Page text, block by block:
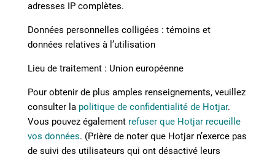
adresses IP complètes.
Données personnelles colligées : témoins et
données relatives à l’utilisation
Lieu de traitement : Union européenne
Pour obtenir de plus amples renseignements, veuillez
consulter la politique de confidentialité de Hotjar.
Vous pouvez également refuser que Hotjar recueille
vos données. (Prière de noter que Hotjar n’exerce pas
de suivi des utilisateurs qui ont désactivé leurs